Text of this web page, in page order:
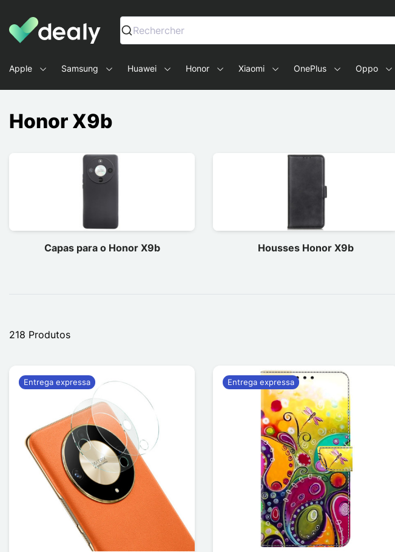
Dealy - Capas e acessórios para smartphones e tablets
Rechercher
Apple Samsung Huawei Honor Xiaomi OnePlus Oppo
Honor X9b
Capas para o Honor X9b Housses Honor X9b
218 Produtos
Entrega expressa Entrega expressa